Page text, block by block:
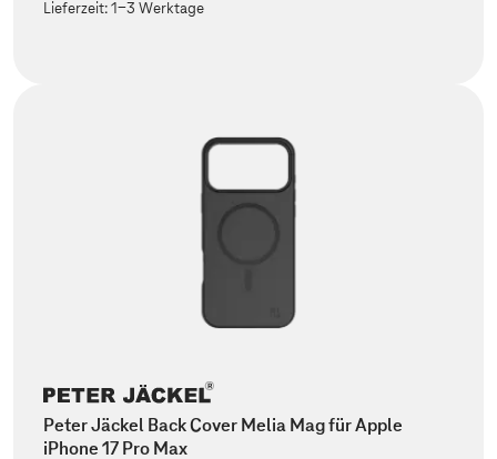
Lieferzeit:1-3 Werktage
Peter Jäckel Back Cover Melia Mag für Apple
iPhone 17 Pro Max